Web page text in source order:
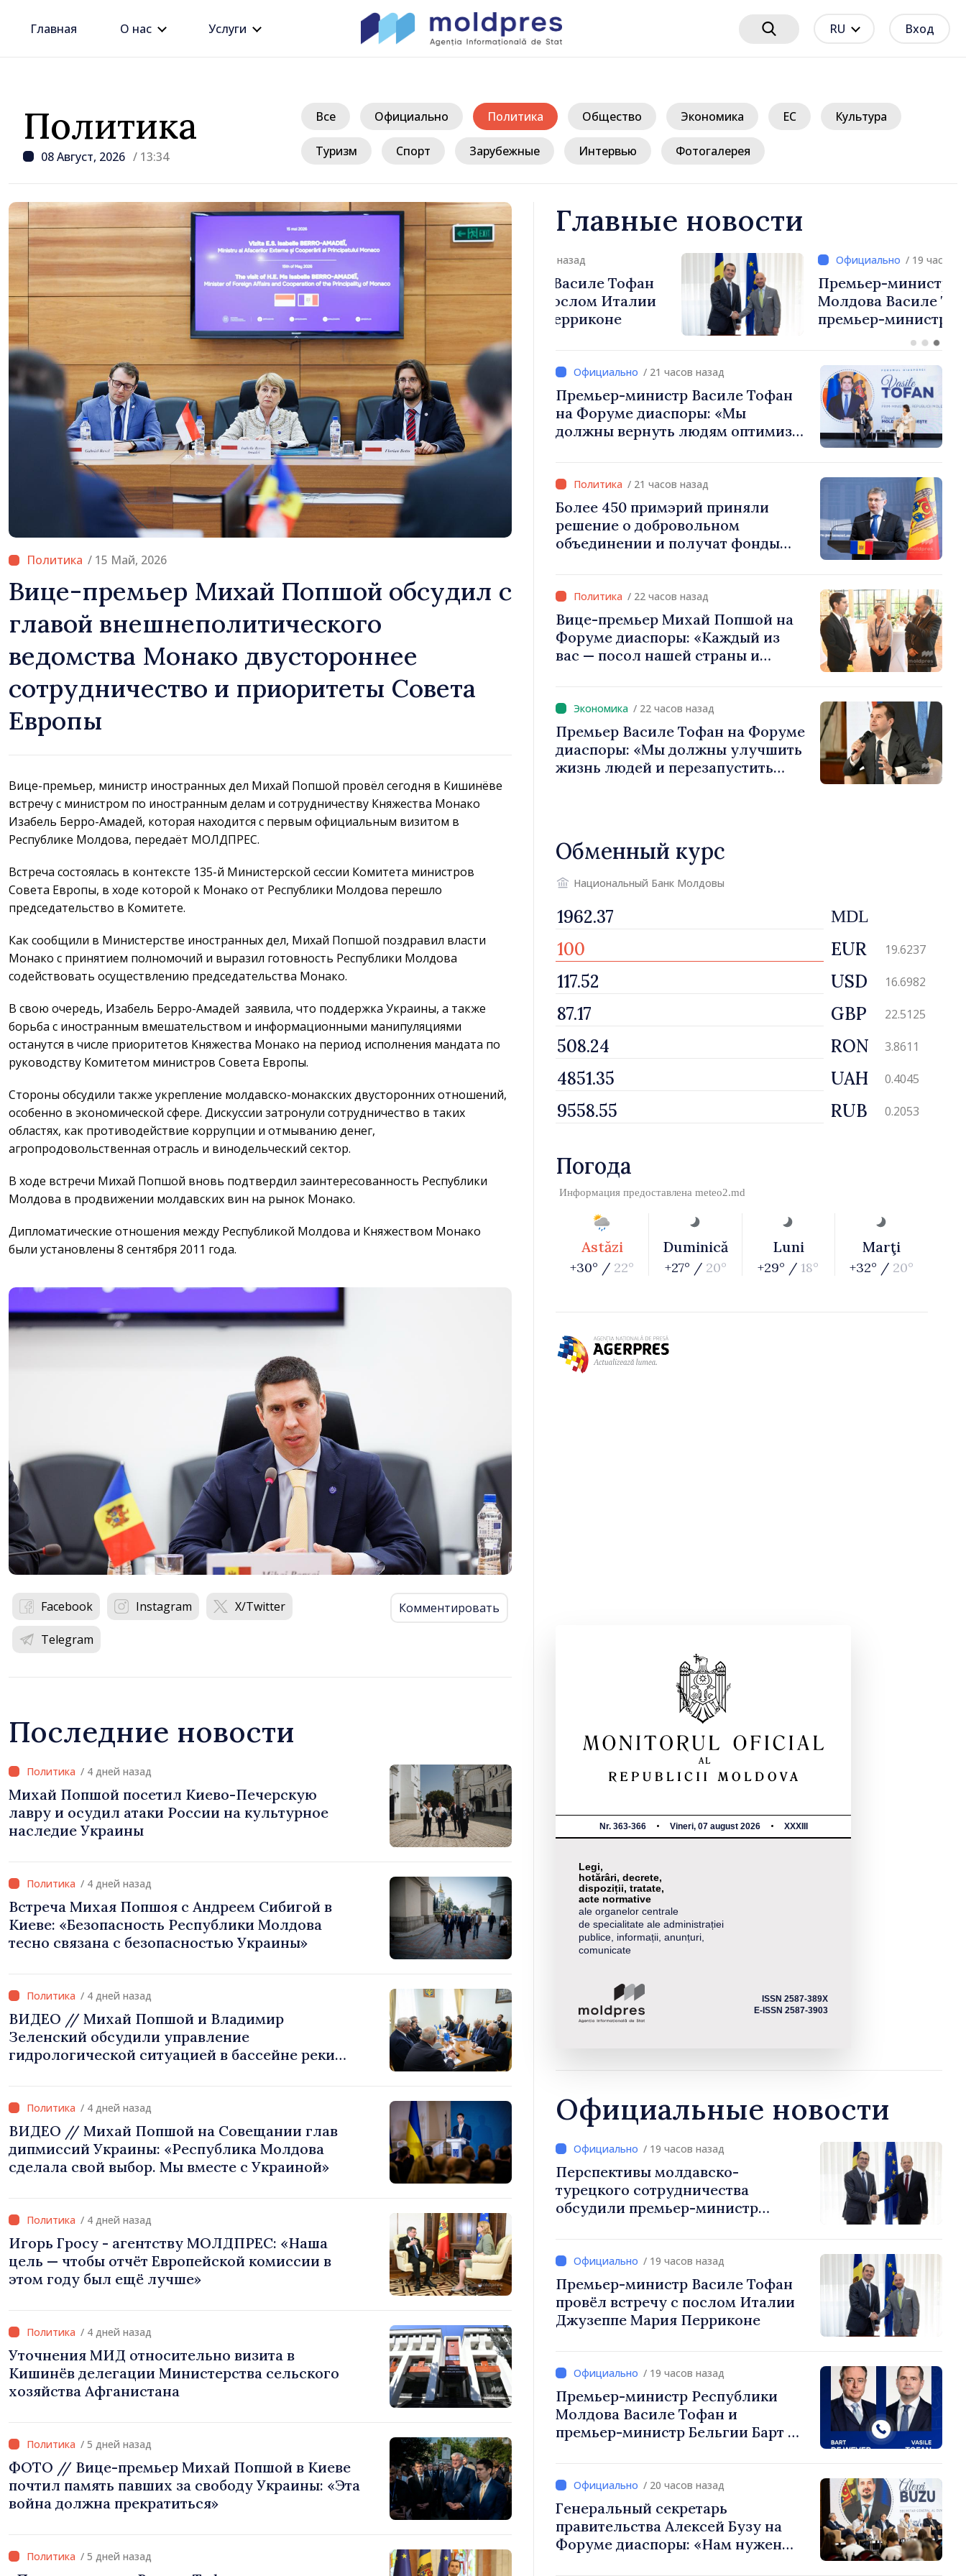
Главная О нас Услуги RU Вход
Политика
08 Август, 2026 / 13:34
Все Официально Политика Общество Экономика ЕС Культура
Туризм Спорт Зарубежные Интервью Фотогалерея
/ 15 Май, 2026
Вице-премьер Михай Попшой обсудил с
главой внешнеполитического
ведомства Монако двустороннее
сотрудничество и приоритеты Совета
Европы
Вице-премьер, министр иностранных дел Михай Попшой провёл сегодня в Кишинёве
встречу с министром по иностранным делам и сотрудничеству Княжества Монако
Изабель Берро-Амадей, которая находится с первым официальным визитом в
Республике Молдова, передаёт МОЛДПРЕС.
Встреча состоялась в контексте 135-й Министерской сессии Комитета министров
Совета Европы, в ходе которой к Монако от Республики Молдова перешло
председательство в Комитете.
Как сообщили в Министерстве иностранных дел, Михай Попшой поздравил власти
Монако с принятием полномочий и выразил готовность Республики Молдова
содействовать осуществлению председательства Монако.
В свою очередь, Изабель Берро-Амадей заявила, что поддержка Украины, а также
борьба с иностранным вмешательством и информационными манипуляциями
останутся в числе приоритетов Княжества Монако на период исполнения мандата по
руководству Комитетом министров Совета Европы.
Стороны обсудили также укрепление молдавско-монакских двусторонних отношений,
особенно в экономической сфере. Дискуссии затронули сотрудничество в таких
областях, как противодействие коррупции и отмыванию денег,
агропродовольственная отрасль и винодельческий сектор.
В ходе встречи Михай Попшой вновь подтвердил заинтересованность Республики
Молдова в продвижении молдавских вин на рынок Монако.
Дипломатические отношения между Республикой Молдова и Княжеством Монако
были установлены 8 сентября 2011 года.
Facebook Instagram X/Twitter
Telegram
Комментировать
Последние новости
/ 4 дней назад
Михай Попшой посетил Киево-Печерскую
лавру и осудил атаки России на культурное
наследие Украины
/ 4 дней назад
Встреча Михая Попшоя с Андреем Сибигой в
Киеве: «Безопасность Республики Молдова
тесно связана с безопасностью Украины»
/ 4 дней назад
ВИДЕО // Михай Попшой и Владимир
Зеленский обсудили управление
гидрологической ситуацией в бассейне реки
/ 4 дней назад
ВИДЕО // Михай Попшой на Совещании глав
дипмиссий Украины: «Республика Молдова
сделала свой выбор. Мы вместе с Украиной»
/ 4 дней назад
Игорь Гросу - агентству МОЛДПРЕС: «Наша
цель — чтобы отчёт Европейской комиссии в
этом году был ещё лучше»
/ 4 дней назад
Уточнения МИД относительно визита в
Кишинёв делегации Министерства сельского
хозяйства Афганистана
/ 5 дней назад
ФОТО // Вице-премьер Михай Попшой в Киеве
почтил память павших за свободу Украины: «Эта
война должна прекратиться»
/ 5 дней назад
Главные новости
/ 19 часов назад
Премьер-министр Василе Тофан
провёл встречу с послом Италии
Джузеппе Мария Перриконе
/ 19 часов назад
Премьер-министр Республики
Молдова Василе Тофан и
премьер-министр Бельгии Барт де
Вевер обсудили европейский путь
/ 21 часов назад
Премьер-министр Василе Тофан
на Форуме диаспоры: «Мы
должны вернуть людям оптимизм
правильном направлении»
/ 21 часов назад
Более 450 примэрий приняли
решение о добровольном
объединении и получат фонды
дать населённым пунктам шанс
развиваться»
/ 22 часов назад
Вице-премьер Михай Попшой на
Форуме диаспоры: «Каждый из
вас — посол нашей страны и
/ 22 часов назад
Премьер Василе Тофан на Форуме
диаспоры: «Мы должны улучшить
жизнь людей и перезапустить
Обменный курс
Национальный Банк Молдовы
MDL
EUR 19.6237
USD 16.6982
GBP 22.5125
RON 3.8611
UAH 0.4045
RUB 0.2053
Погода
Информация предоставлена meteo2.md
Astăzi
+30° / 22°
Duminică
+27° / 20°
Luni
+29° / 18°
Marţi
+32° / 20°
Nr. 363-366 Vineri, 07 august 2026 XXXIII
Legi,
hotărâri, decrete,
dispoziții, tratate,
acte normative
ale organelor centrale
de specialitate ale administrației
publice, informații, anunțuri,
comunicate
ISSN 2587-389X
E-ISSN 2587-3903
Официальные новости
/ 19 часов назад
Перспективы молдавско-
турецкого сотрудничества
обсудили премьер-министр
/ 19 часов назад
Премьер-министр Василе Тофан
провёл встречу с послом Италии
Джузеппе Мария Перриконе
/ 19 часов назад
Премьер-министр Республики
Молдова Василе Тофан и
премьер-министр Бельгии Барт де
/ 20 часов назад
Генеральный секретарь
правительства Алексей Бузу на
Форуме диаспоры: «Нам нужен